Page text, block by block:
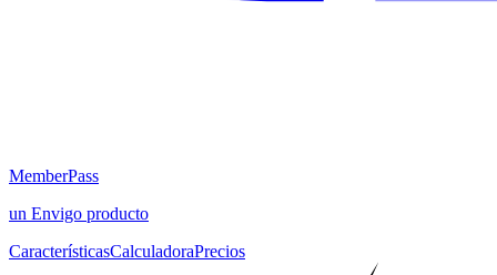
MemberPass
un Envigo producto
CaracterísticasCalculadoraPrecios